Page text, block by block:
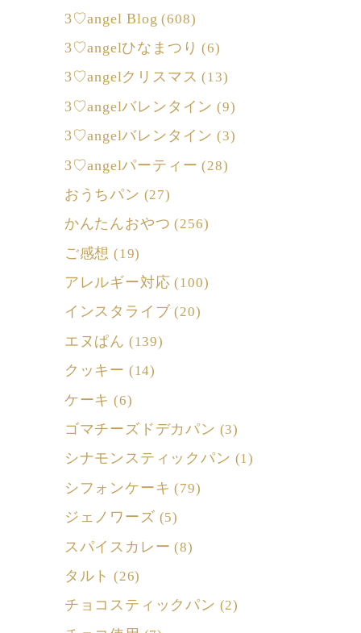
3♡angel Blog (608)
3♡angelひなまつり (6)
3♡angelクリスマス (13)
3♡angelバレンタイン (9)
3♡angelバレンタイン (3)
3♡angelパーティー (28)
おうちパン (27)
かんたんおやつ (256)
ご感想 (19)
アレルギー対応 (100)
インスタライブ (20)
エヌぱん (139)
クッキー (14)
ケーキ (6)
ゴマチーズドデカパン (3)
シナモンスティックパン (1)
シフォンケーキ (79)
ジェノワーズ (5)
スパイスカレー (8)
タルト (26)
チョコスティックパン (2)